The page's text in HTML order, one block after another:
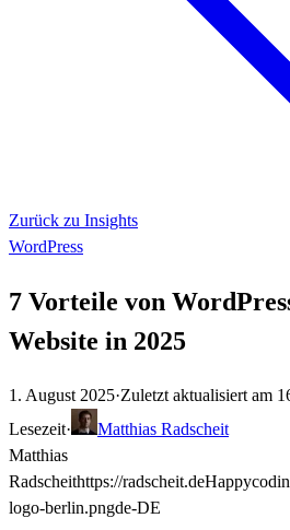
Zurück zu Insights
WordPress
7 Vorteile von
Website in 2025
1. August 2025·Zuletzt aktualisiert am
Lesezeit·
Matthias Radscheit
Matthias
Radscheithttps://radscheit.de
logo-berlin.pngde-DE